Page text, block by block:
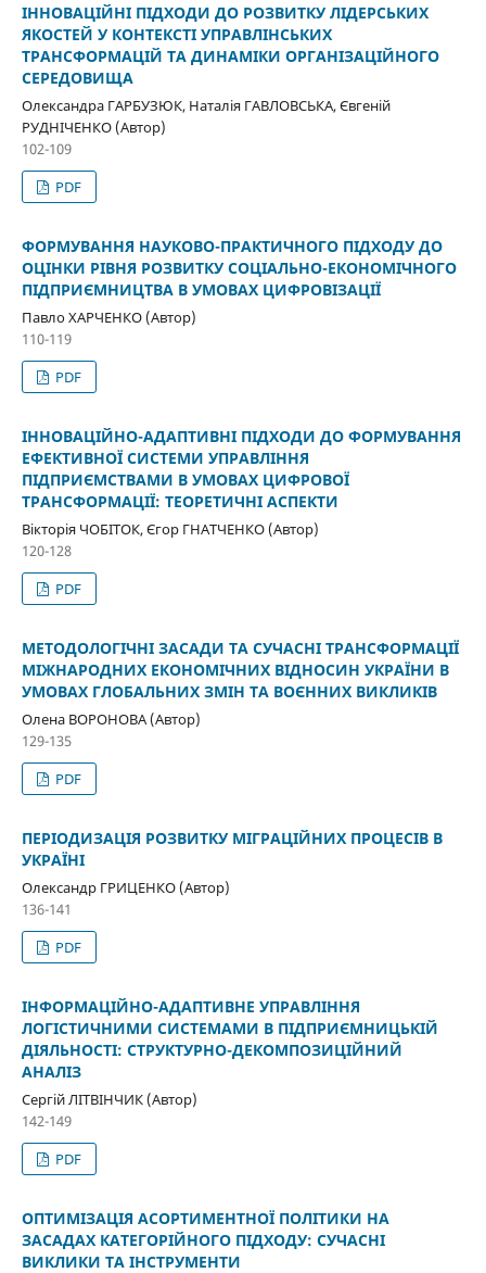
ІННОВАЦІЙНІ ПІДХОДИ ДО РОЗВИТКУ ЛІДЕРСЬКИХ
ЯКОСТЕЙ У КОНТЕКСТІ УПРАВЛІНСЬКИХ
ТРАНСФОРМАЦІЙ ТА ДИНАМІКИ ОРГАНІЗАЦІЙНОГО
СЕРЕДОВИЩА
Олександра ГАРБУЗЮК, Наталія ГАВЛОВСЬКА, Євгеній
РУДНІЧЕНКО (Автор)
102-109
PDF
ФОРМУВАННЯ НАУКОВО-ПРАКТИЧНОГО ПІДХОДУ ДО
ОЦІНКИ РІВНЯ РОЗВИТКУ СОЦІАЛЬНО-ЕКОНОМІЧНОГО
ПІДПРИЄМНИЦТВА В УМОВАХ ЦИФРОВІЗАЦІЇ
Павло ХАРЧЕНКО (Автор)
110-119
PDF
ІННОВАЦІЙНО-АДАПТИВНІ ПІДХОДИ ДО ФОРМУВАННЯ
ЕФЕКТИВНОЇ СИСТЕМИ УПРАВЛІННЯ
ПІДПРИЄМСТВАМИ В УМОВАХ ЦИФРОВОЇ
ТРАНСФОРМАЦІЇ: ТЕОРЕТИЧНІ АСПЕКТИ
Вікторія ЧОБІТОК, Єгор ГНАТЧЕНКО (Автор)
120-128
PDF
МЕТОДОЛОГІЧНІ ЗАСАДИ ТА СУЧАСНІ ТРАНСФОРМАЦІЇ
МІЖНАРОДНИХ ЕКОНОМІЧНИХ ВІДНОСИН УКРАЇНИ В
УМОВАХ ГЛОБАЛЬНИХ ЗМІН ТА ВОЄННИХ ВИКЛИКІВ
Олена ВОРОНОВА (Автор)
129-135
PDF
ПЕРІОДИЗАЦІЯ РОЗВИТКУ МІГРАЦІЙНИХ ПРОЦЕСІВ В
УКРАЇНІ
Олександр ГРИЦЕНКО (Автор)
136-141
PDF
ІНФОРМАЦІЙНО-АДАПТИВНЕ УПРАВЛІННЯ
ЛОГІСТИЧНИМИ СИСТЕМАМИ В ПІДПРИЄМНИЦЬКІЙ
ДІЯЛЬНОСТІ: СТРУКТУРНО-ДЕКОМПОЗИЦІЙНИЙ
АНАЛІЗ
Сергій ЛІТВІНЧИК (Автор)
142-149
PDF
ОПТИМІЗАЦІЯ АСОРТИМЕНТНОЇ ПОЛІТИКИ НА
ЗАСАДАХ КАТЕГОРІЙНОГО ПІДХОДУ: СУЧАСНІ
ВИКЛИКИ ТА ІНСТРУМЕНТИ